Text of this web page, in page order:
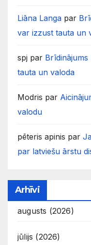
Liāna Langa par
var izzust tauta un
spj par
tauta un valoda
Modris par
valodu
pēteris apinis par
par latviešu ārstu
Arhīvi
augusts (2026)
jūlijs (2026)